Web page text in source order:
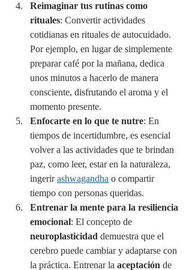
Reimaginar tus rutinas como
rituales: Convertir actividades
cotidianas en rituales de autocuidado.
Por ejemplo, en lugar de simplemente
preparar café por la mañana, dedica
unos minutos a hacerlo de manera
consciente, disfrutando el aroma y el
momento presente.
Enfocarte en lo que te nutre: En
tiempos de incertidumbre, es esencial
volver a las actividades que te brindan
paz, como leer, estar en la naturaleza,
ingerir ashwagandha o compartir
tiempo con personas queridas.
Entrenar la mente para la resiliencia
emocional: El concepto de
neuroplasticidad demuestra que el
cerebro puede cambiar y adaptarse con
la práctica. Entrenar la aceptación de